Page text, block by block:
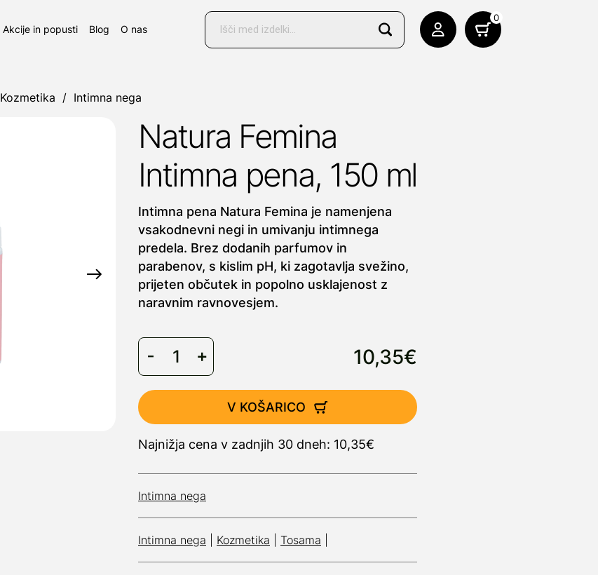
Akcije in popusti Blog O nas
Products
search
0
Kozmetika / Intimna nega
Natura Femina
Intimna pena, 150 ml
Intimna pena Natura Femina je namenjena
vsakodnevni negi in umivanju intimnega
predela. Brez dodanih parfumov in
parabenov, s kislim pH, ki zagotavlja svežino,
prijeten občutek in popolno usklajenost z
naravnim ravnovesjem.
10,35€
V KOŠARICO
Najnižja cena v zadnjih 30 dneh: 10,35€
Intimna nega
Intimna nega Kozmetika Tosama